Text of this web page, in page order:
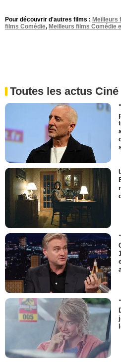
Pour découvrir d'autres films : Meilleurs
films Comédie, Meilleurs films Comédie
Toutes les actus Ciné